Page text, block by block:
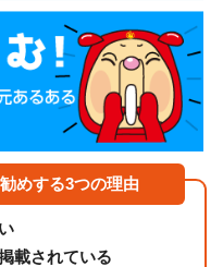
めする3つの理由
載されている